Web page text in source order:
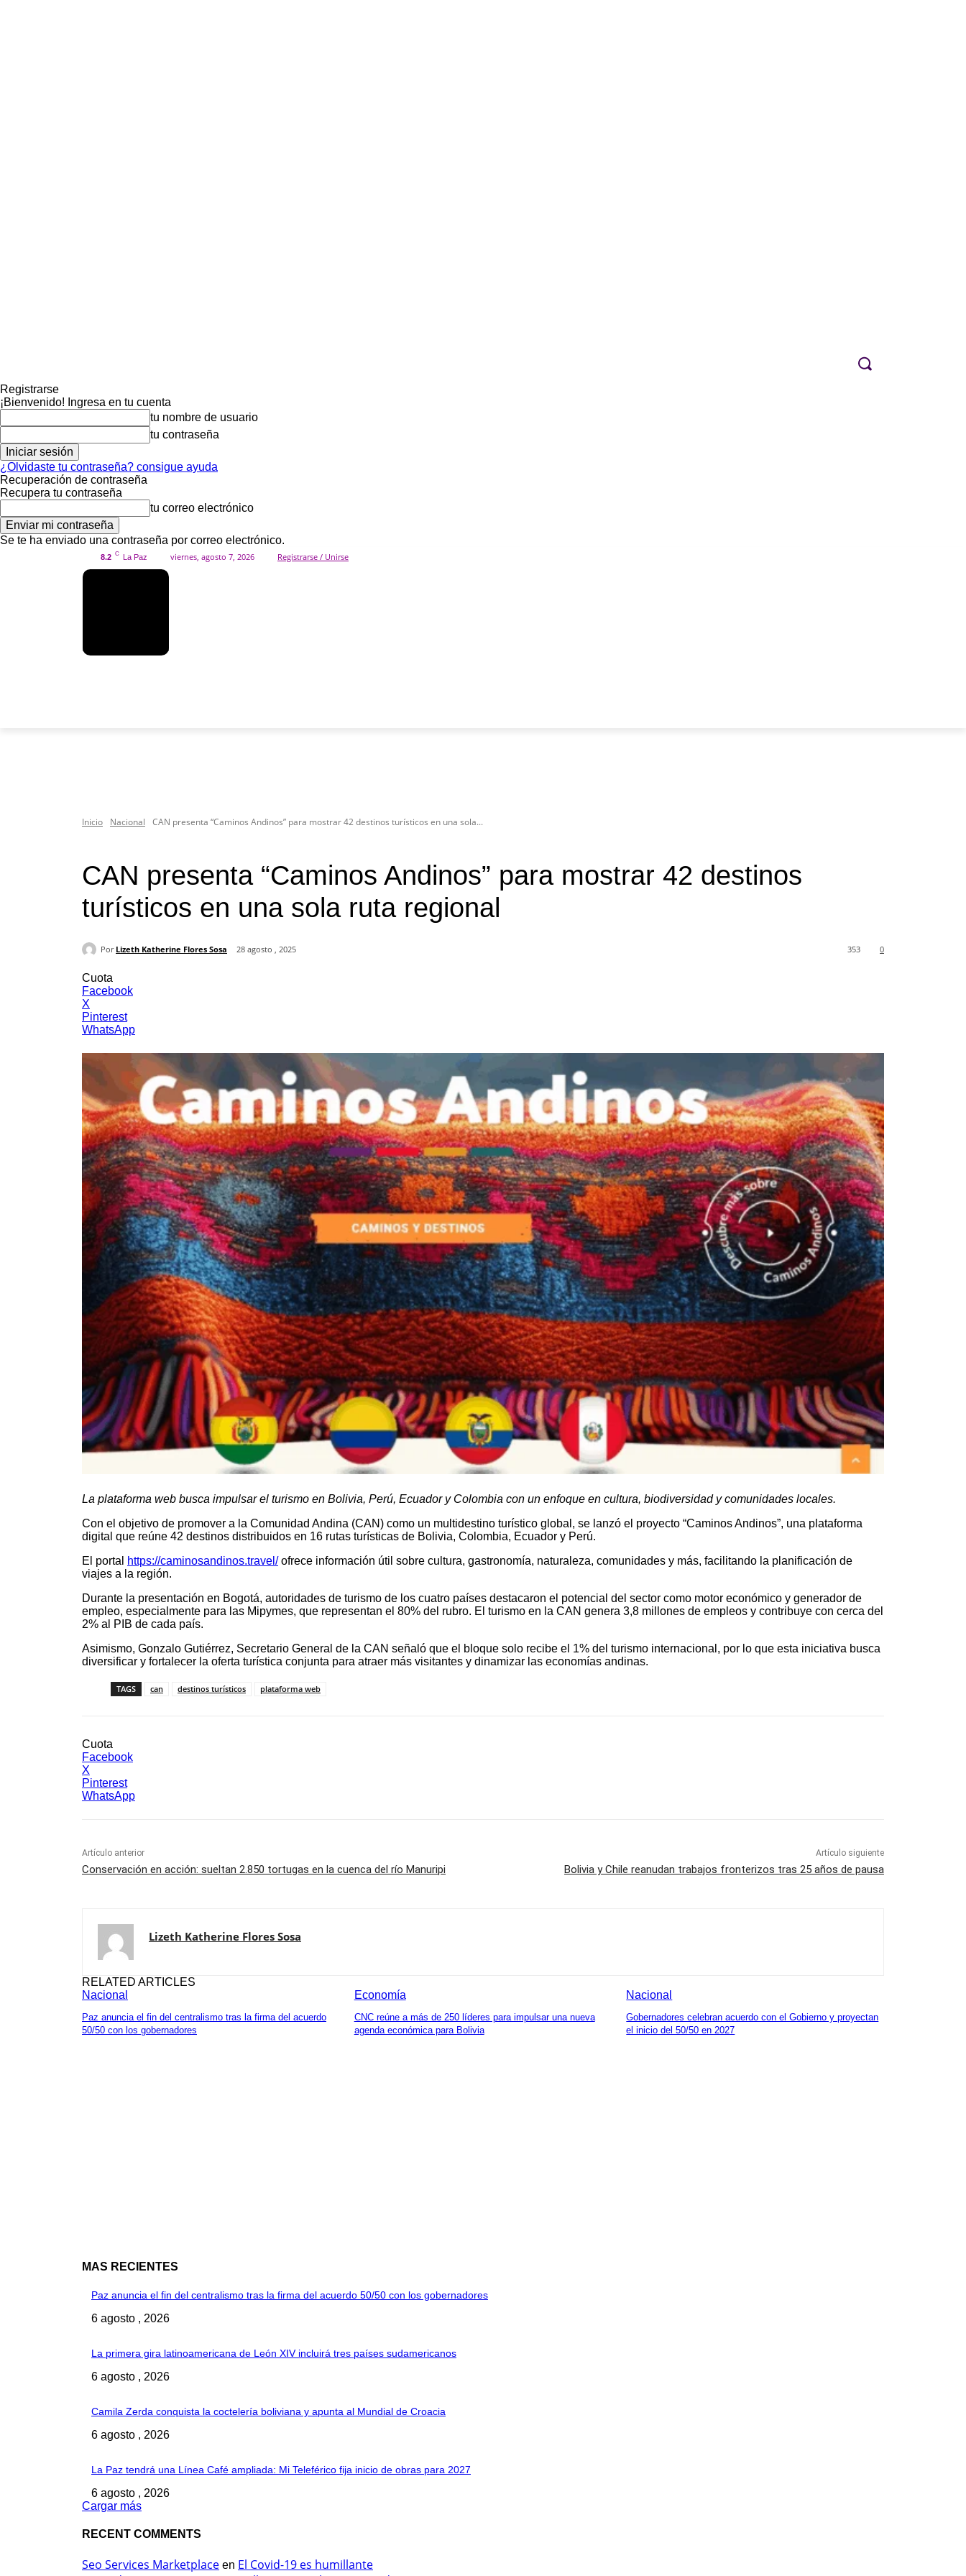
Registrarse
¡Bienvenido! Ingresa en tu cuenta
tu nombre de usuario
tu contraseña
¿Olvidaste tu contraseña? consigue ayuda
Recuperación de contraseña
Recupera tu contraseña
tu correo electrónico
Se te ha enviado una contraseña por correo electrónico.
8.2 C La Paz viernes, agosto 7, 2026 Registrarse / Unirse
Inicio Nacional CAN presenta “Caminos Andinos” para mostrar 42 destinos turísticos en una sola...
CAN presenta “Caminos Andinos” para mostrar 42 destinos
turísticos en una sola ruta regional
Por Lizeth Katherine Flores Sosa 28 agosto , 2025 0
353
Cuota
Facebook
X
Pinterest
WhatsApp
La plataforma web busca impulsar el turismo en Bolivia, Perú, Ecuador y Colombia con un enfoque en cultura, biodiversidad y comunidades locales.
Con el objetivo de promover a la Comunidad Andina (CAN) como un multidestino turístico global, se lanzó el proyecto “Caminos Andinos”, una plataforma
digital que reúne 42 destinos distribuidos en 16 rutas turísticas de Bolivia, Colombia, Ecuador y Perú.
El portal
https://caminosandinos.travel/ofrece información útil sobre cultura, gastronomía, naturaleza, comunidades y más, facilitando la planificación de
viajes a la región.
Durante la presentación en Bogotá, autoridades de turismo de los cuatro países destacaron el potencial del sector como motor económico y generador de
empleo, especialmente para las Mipymes, que representan el 80% del rubro. El turismo en la CAN genera 3,8 millones de empleos y contribuye con cerca del
2% al PIB de cada país.
Asimismo, Gonzalo Gutiérrez, Secretario General de la CAN señaló que el bloque solo recibe el 1% del turismo internacional, por lo que esta iniciativa busca
diversificar y fortalecer la oferta turística conjunta para atraer más visitantes y dinamizar las economías andinas.
TAGS can destinos turísticos plataforma web
Cuota
Facebook
X
Pinterest
WhatsApp
Artículo anterior
Conservación en acción: sueltan 2.850 tortugas en la cuenca del río Manuripi
Artículo siguiente
Bolivia y Chile reanudan trabajos fronterizos tras 25 años de pausa
Lizeth Katherine Flores Sosa
RELATED ARTICLES
Nacional
Paz anuncia el fin del centralismo tras la firma del acuerdo
50/50 con los gobernadores
Economía
CNC reúne a más de 250 líderes para impulsar una nueva
agenda económica para Bolivia
Nacional
Gobernadores celebran acuerdo con el Gobierno y proyectan
el inicio del 50/50 en 2027
MAS RECIENTES
Paz anuncia el fin del centralismo tras la firma del acuerdo 50/50 con los gobernadores
6 agosto , 2026
La primera gira latinoamericana de León XIV incluirá tres países sudamericanos
6 agosto , 2026
Camila Zerda conquista la coctelería boliviana y apunta al Mundial de Croacia
6 agosto , 2026
La Paz tendrá una Línea Café ampliada: Mi Teleférico fija inicio de obras para 2027
6 agosto , 2026
Cargar más
RECENT COMMENTS
Seo Services Marketplace en El Covid-19 es humillante